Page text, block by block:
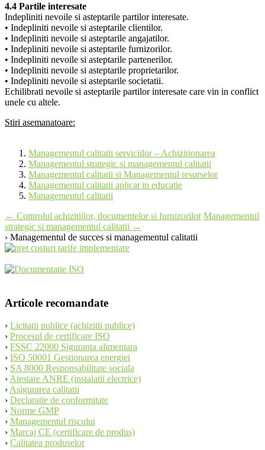
4.4 Partile interesate
Indepliniti nevoile si asteptarile partilor interesate.
• Indepliniti nevoile si asteptarile clientilor.
• Indepliniti nevoile si asteptarile angajatilor.
• Indepliniti nevoile si asteptarile furnizorilor.
• Indepliniti nevoile si asteptarile partenerilor.
• Indepliniti nevoile si asteptarile proprietarilor.
• Indepliniti nevoile si asteptarile societatii.
Echilibrati nevoile si asteptarile partilor interesate care vin in conflict
unele cu altele.
Stiri asemanatoare:
Managementul calitatii serviciilor – Achizitionarea
Managementul strategic si managementul calitatii
Managementul calitatii si Managementul resurselor
Managementul calitatii aplicat in educatie
Managementul calitatii
Post
navigation
← Controlul achizitiilor, documentelor si furnizorilor Managementul
strategic si managementul calitatii →
› Managementul de succes si managementul calitatii
Articole recomandate
› Licitatii publice (achizitii publice)
› Procesul de certificare ISO
› FSSC 22000 Siguranta alimentara
› ISO 50001 Gestionarea energiei
› SA 8000 Responsabilitate sociala
› Atestare ANRE (instalatii electrice)
› Asigurarea calitatii
› Declaratie de conformitate
› Norme GMP
› Managementul riscului
› Marcaj CE (certificare de produs)
› Calitatea produselor